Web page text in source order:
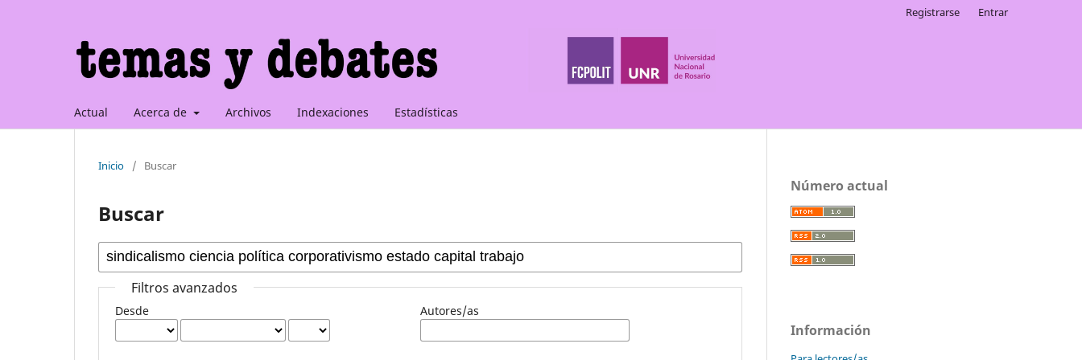
Actual Acerca de Archivos Indexaciones Estadísticas
Registrarse Entrar
Inicio / Buscar
Buscar
Filtros avanzados
Desde Autores/as
Número actual
Información